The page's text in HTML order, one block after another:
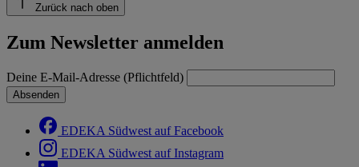
Zurück nach oben
Zum Newsletter anmelden
Deine E-Mail-Adresse (Pflichtfeld)
Absenden
EDEKA Südwest auf Facebook
EDEKA Südwest auf Instagram